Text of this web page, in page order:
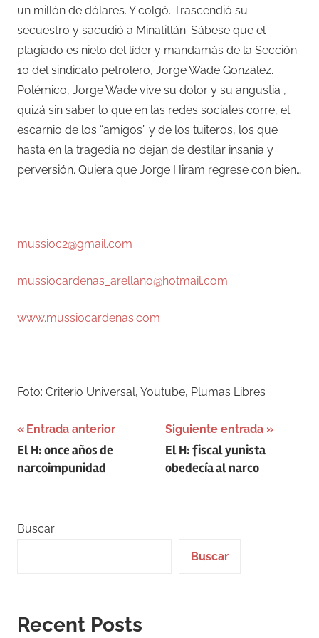
un millón de dólares. Y colgó. Trascendió su
secuestro y sacudió a Minatitlán. Sábese que el
plagiado es nieto del líder y mandamás de la Sección
10 del sindicato petrolero, Jorge Wade González.
Polémico, Jorge Wade vive su dolor y su angustia ,
quizá sin saber lo que en las redes sociales corre, el
escarnio de los “amigos” y de los tuiteros, los que
hasta en la tragedia no dejan de destilar insania y
perversión. Quiera que Jorge Hiram regrese con bien…
mussioc2@gmail.com
mussiocardenas_arellano@hotmail.com
www.mussiocardenas.com
Foto: Criterio Universal, Youtube, Plumas Libres
Navegación
de
Entrada anterior
El H: once años de
narcoimpunidad
Siguiente entrada
El H: fiscal yunista
obedecía al narco
Buscar
Buscar
Recent Posts